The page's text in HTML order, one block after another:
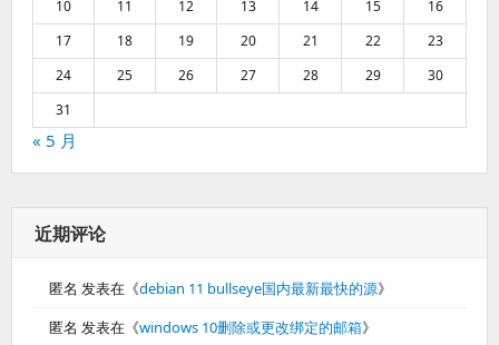
10
11 12 13 14 15
16
17
18 19 20 21 22
23
24
25 26 27 28 29
30
31
« 5 月
近期评论
匿名 发表在《debian 11 bullseye国内最新最快的源》
匿名 发表在《windows 10删除或更改绑定的邮箱》